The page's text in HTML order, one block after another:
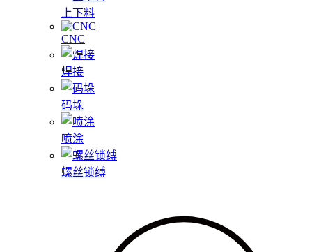
上下料
CNC
焊接
码垛
喷涂
螺丝锁缚